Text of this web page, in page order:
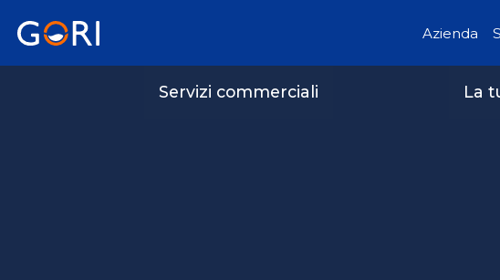
Azienda
Servizi commerciali La